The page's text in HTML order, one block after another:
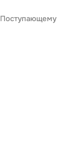
Поступающему